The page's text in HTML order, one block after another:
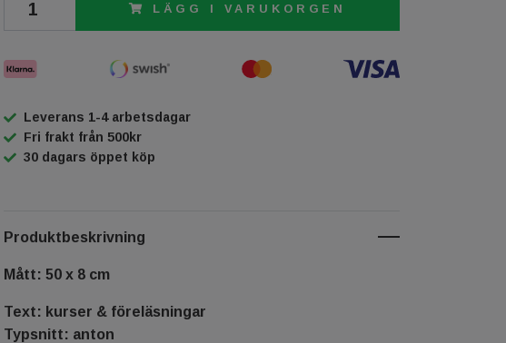
LÄGG I VARUKORGEN
Leverans 1-4 arbetsdagar
Fri frakt från 500kr
30 dagars öppet köp
Produktbeskrivning
Mått: 50 x 8 cm
Text: kurser & föreläsningar
Typsnitt: anton